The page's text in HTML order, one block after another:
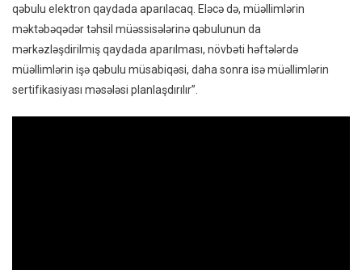
qəbulu elektron qaydada aparılacaq. Eləcə də, müəllimlərin
məktəbəqədər təhsil müəssisələrinə qəbulunun da
mərkəzləşdirilmiş qaydada aparılması, növbəti həftələrdə
müəllimlərin işə qəbulu müsabiqəsi, daha sonra isə müəllimlərin
sertifikasiyası məsələsi planlaşdırılır”.